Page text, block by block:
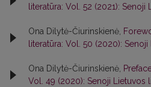
literatūra: Vol. 52 (2021): Senoji
Ona Dilytė-Čiurinskienė,
literatūra: Vol. 50 (2020):
Ona Dilytė-Čiurinskienė,
Vol. 49 (2020): Senoji Lietuvos